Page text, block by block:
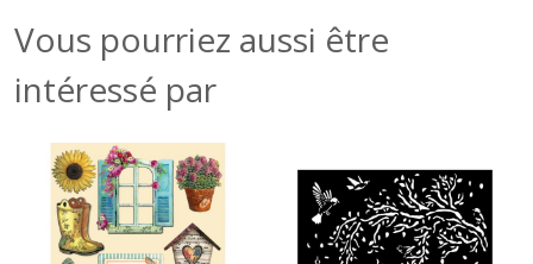
Vous pourriez aussi être
intéressé par